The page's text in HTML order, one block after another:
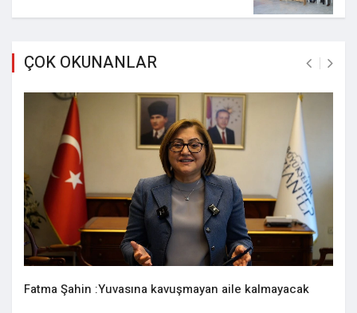
ÇOK OKUNANLAR
Fatma Şahin :Yuvasına kavuşmayan aile kalmayacak